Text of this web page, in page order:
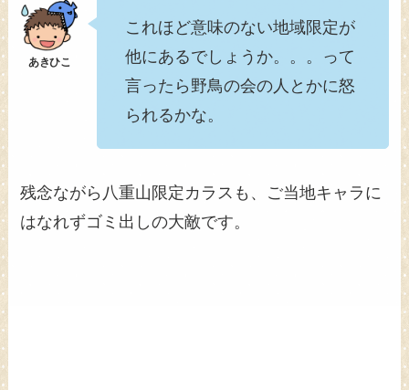
これほど意味のない地域限定が
他にあるでしょうか。。。って
言ったら野鳥の会の人とかに怒
られるかな。
残念ながら八重山限定カラスも、ご当地キャラに
はなれずゴミ出しの大敵です。